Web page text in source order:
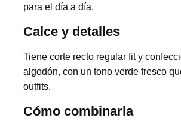
para el día a día.
Calce y detalles
Tiene corte recto regular fit y
algodón, con un tono verde fresco
outfits.
Cómo combinarla